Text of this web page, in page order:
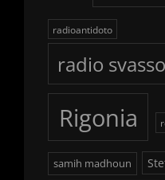
radioantidoto
radio
Rigonia
samih madhoun